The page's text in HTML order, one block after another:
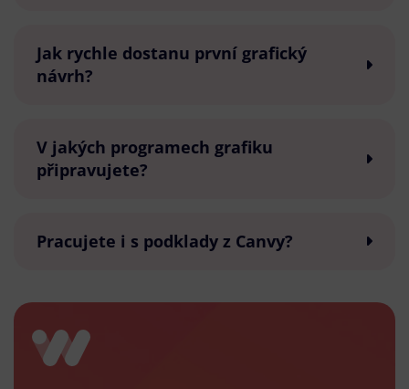
Jak rychle dostanu první grafický
návrh?
V jakých programech grafiku
připravujete?
Pracujete i s podklady z Canvy?